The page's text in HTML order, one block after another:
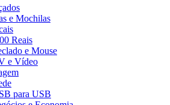
e Mochilas
Reais
e Mouse
e Vídeo
para USB